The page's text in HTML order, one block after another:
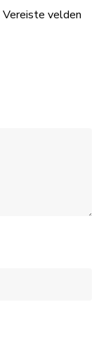
Vereiste velden